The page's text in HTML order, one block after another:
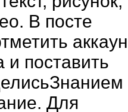
В посте
и поставить
Для